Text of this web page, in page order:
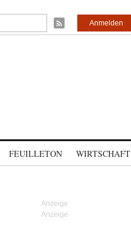
Anmelden
FEUILLETON WIRTSCHAFT